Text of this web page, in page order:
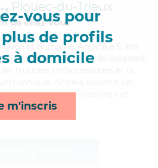
vous pour
de profils
à domicile
m'inscris
Plouëc-du-Trieux
de chez Vous
et humaine, Angela a 5 ans
un diplôme d'Etat d'aide-soignant
ménage, toilette/habillage et
coucher*